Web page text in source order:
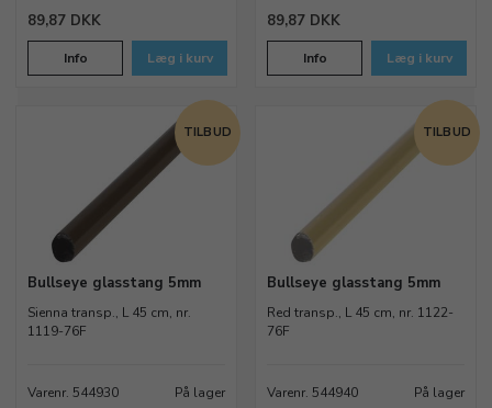
89,87 DKK
Info Læg i kurv
89,87 DKK
Info Læg i kurv
TILBUD
Bullseye glasstang 5mm
Sienna transp., L 45 cm, nr.
1119-76F
Varenr. 544930 På lager
TILBUD
Bullseye glasstang 5mm
Red transp., L 45 cm, nr. 1122-
76F
Varenr. 544940 På lager